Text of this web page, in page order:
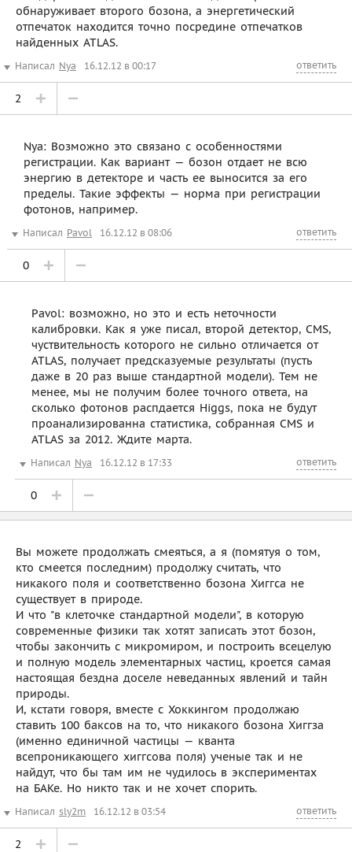
обнаруживает второго бозона, а энергетический
отпечаток находится точно посредине отпечатков
найденных ATLAS.
Написал Nya 16.12.12 в 00:17 ответить
2
Nya: Возможно это связано с особенностями
регистрации. Как вариант — бозон отдает не всю
энергию в детекторе и часть ее выносится за его
пределы. Такие эффекты — норма при регистрации
фотонов, например.
Написал Pavol 16.12.12 в 08:06 ответить
0
Pavol: возможно, но это и есть неточности
калибровки. Как я уже писал, второй детектор, CMS,
чуствительность которого не сильно отличается от
ATLAS, получает предсказуемые результаты (пусть
даже в 20 раз выше стандартной модели). Тем не
менее, мы не получим более точного ответа, на
сколько фотонов распдается Higgs, пока не будут
проанализированна статистика, собранная CMS и
ATLAS за 2012. Ждите марта.
Написал Nya 16.12.12 в 17:33 ответить
0
Вы можете продолжать смеяться, а я (помятуя о том,
кто смеется последним) продолжу считать, что
никакого поля и соответственно бозона Хиггса не
существует в природе.
И что "в клеточке стандартной модели", в которую
современные физики так хотят записать этот бозон,
чтобы закончить с микромиром, и построить всецелую
и полную модель элементарных частиц, кроется самая
настоящая бездна доселе неведанных явлений и тайн
природы.
И, кстати говоря, вместе с Хоккингом продолжаю
ставить 100 баксов на то, что никакого бозона Хиггза
(именно единичной частицы — кванта
всепроникающего хиггсова поля) ученые так и не
найдут, что бы там им не чудилось в экспериментах
на БАКе. Но никто так и не хочет спорить.
Написал sly2m 16.12.12 в 03:54 ответить
2